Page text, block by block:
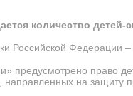
количество детей-
Российской
право
на защиту